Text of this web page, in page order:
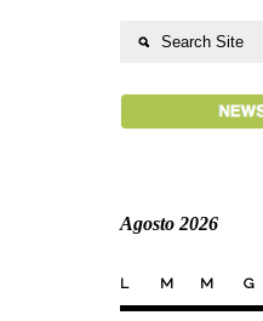
Agosto 2026
L M M G